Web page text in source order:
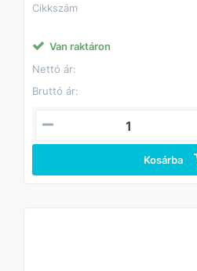
Cikkszám
Van raktáron
Nettó ár:
Bruttó ár:
Kosárba